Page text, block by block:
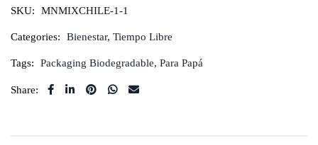
SKU: MNMIXCHILE-1-1
Categories: Bienestar, Tiempo Libre
Tags: Packaging Biodegradable, Para Papá
Share: